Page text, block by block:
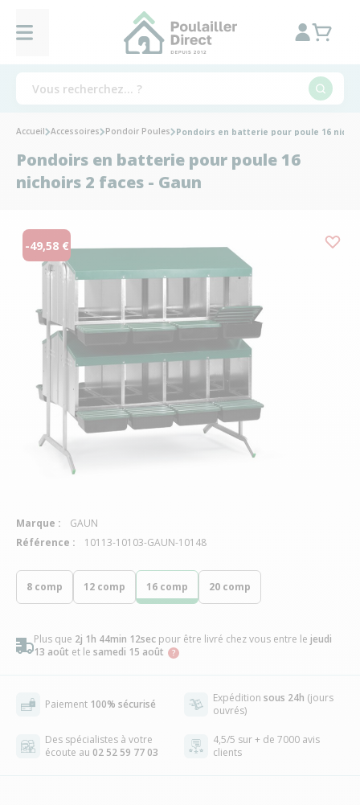
8 comp 12 comp 16 comp 20 comp
Plus que 2j 1h 44min 11sec pour être livré chez vous entre le jeudi
13 août et le samedi 15 août
Paiement 100% sécurisé Expédition sous 24h (jours
ouvrés)
Des spécialistes à votre
écoute au 02 52 59 77 03
4,5/5 sur + de 7000 avis
clients
Accueil Accessoires Pondoir Poules Pondoirs en batterie pour poule 16
Pondoirs en batterie pour poule 16
nichoirs 2 faces - Gaun
-49,58 €
Marque :
GAUN
Référence :
10113-10103-GAUN-10148